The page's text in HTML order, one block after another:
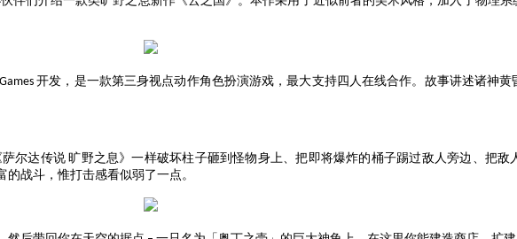
开发，是一款第三身视点动作角色扮演游戏，最大支持四人在线合作。故事讲述诸神
尔达传说 旷野之息》一样破坏柱子砸到怪物身上、把即将爆炸的桶子踢过敌人旁边、把敌
战斗，惟打击感看似弱了一点。